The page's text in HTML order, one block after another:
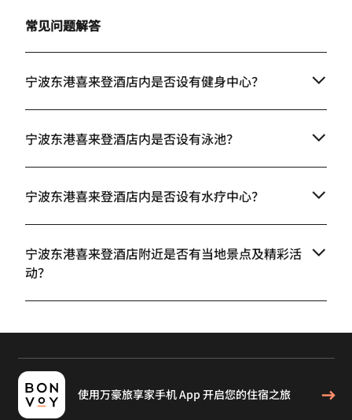
常见问题解答
宁波东港喜来登酒店内是否设有健身中心？
宁波东港喜来登酒店内是否设有泳池？
宁波东港喜来登酒店内是否设有水疗中心？
宁波东港喜来登酒店附近是否有当地景点及精彩活
动？
使用万豪旅享家手机 App 开启您的住宿之旅